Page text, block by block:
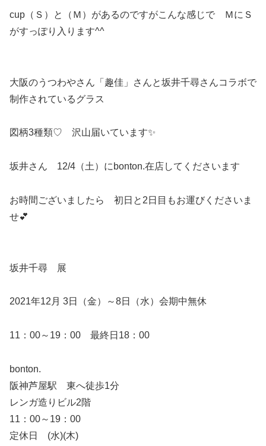
cup（Ｓ）と（Ｍ）があるのですがこんな感じで ＭにＳ
がすっぽり入ります^^
大阪のうつわやさん「趣佳」さんと坂井千尋さんコラボで
制作されているグラス
図柄3種類♡ 沢山届いています✨
坂井さん 12/4（土）にbonton.在店してくださいます
お時間ございましたら 初日と2日目もお運びくださいま
せ💕
坂井千尋 展
2021年12月 3日（金）～8日（水）会期中無休
11：00～19：00 最終日18：00
bonton.
阪神芦屋駅 東へ徒歩1分
レンガ造りビル2階
11：00～19：00
定休日 (水)(木)